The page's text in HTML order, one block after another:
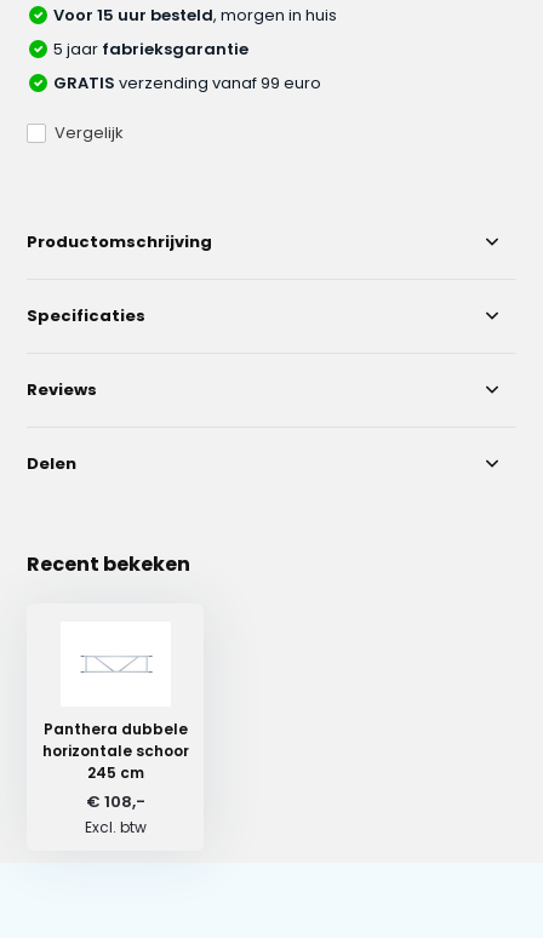
Voor 15 uur besteld, morgen in huis
5 jaar fabrieksgarantie
GRATIS verzending vanaf 99 euro
Vergelijk
Productomschrijving
Specificaties
Reviews
Delen
Recent bekeken
Panthera dubbele
horizontale schoor
245 cm
€ 108,-
Excl. btw